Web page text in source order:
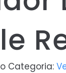
Categoria: